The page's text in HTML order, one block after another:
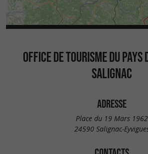
OFFICE DE TOURISME DU PAYS
SALIGNAC
ADRESSE
Place du 19 Mars 1962
24590 Salignac-